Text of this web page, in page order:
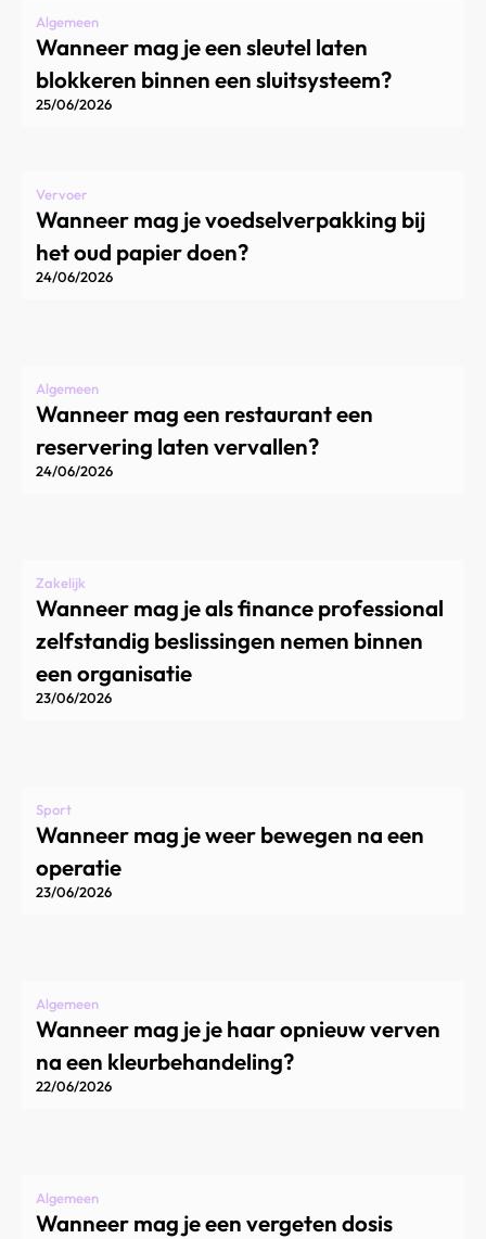
Algemeen
Wanneer mag je een sleutel laten
blokkeren binnen een sluitsysteem?
25/06/2026
Vervoer
Wanneer mag je voedselverpakking bij
het oud papier doen?
24/06/2026
Algemeen
Wanneer mag een restaurant een
reservering laten vervallen?
24/06/2026
Zakelijk
Wanneer mag je als finance professional
zelfstandig beslissingen nemen binnen
een organisatie
23/06/2026
Sport
Wanneer mag je weer bewegen na een
operatie
23/06/2026
Algemeen
Wanneer mag je je haar opnieuw verven
na een kleurbehandeling?
22/06/2026
Algemeen
Wanneer mag je een vergeten dosis